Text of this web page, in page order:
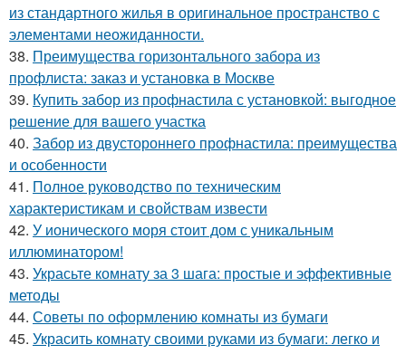
из стандартного жилья в оригинальное пространство с
элементами неожиданности.
38. Преимущества горизонтального забора из
профлиста: заказ и установка в Москве
39. Купить забор из профнастила с установкой: выгодное
решение для вашего участка
40. Забор из двустороннего профнастила: преимущества
и особенности
41. Полное руководство по техническим
характеристикам и свойствам извести
42. У ионического моря стоит дом с уникальным
иллюминатором!
43. Украсьте комнату за 3 шага: простые и эффективные
методы
44. Советы по оформлению комнаты из бумаги
45. Украсить комнату своими руками из бумаги: легко и